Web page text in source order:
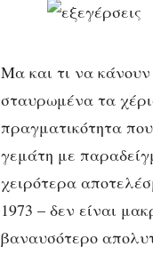
Μα και τι να
σταυρωμένα τα
πραγματικότητα
γεμάτη με
χειρότερα
1973 – δεν είναι
βαναυσότερο